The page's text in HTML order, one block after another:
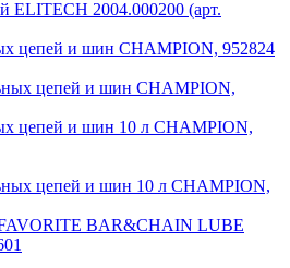
цепей и шин CHAMPION, 952824
цепей и шин 10 л CHAMPION,
BAR&CHAIN LUBE